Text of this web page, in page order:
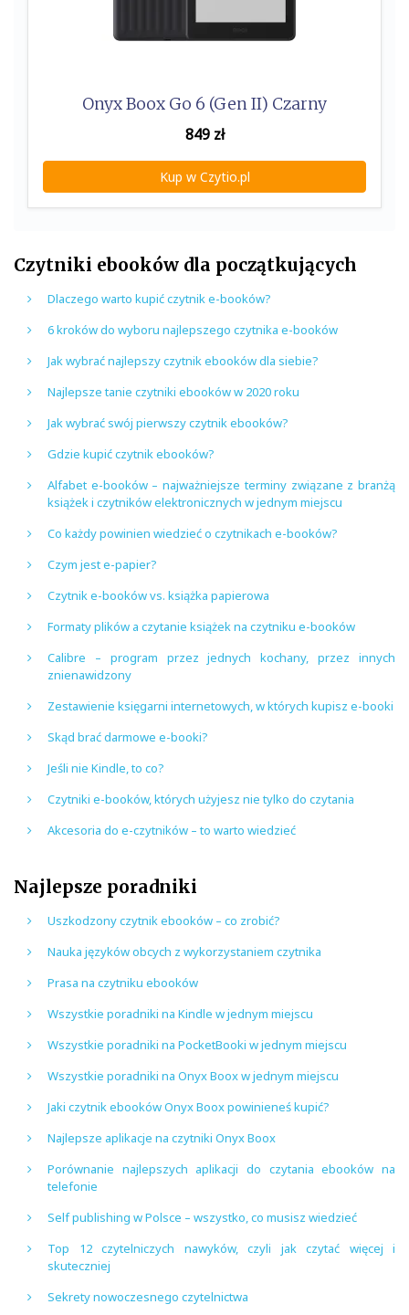
Onyx Boox Go 6 (Gen II) Czarny
849zł
Kup w Czytio.pl
Czytniki ebooków dla początkujących
Dlaczego warto kupić czytnik e-booków?
6 kroków do wyboru najlepszego czytnika e-booków
Jak wybrać najlepszy czytnik ebooków dla siebie?
Najlepsze tanie czytniki ebooków w 2020 roku
Jak wybrać swój pierwszy czytnik ebooków?
Gdzie kupić czytnik ebooków?
Alfabet e-booków – najważniejsze terminy związane z branżą
książek i czytników elektronicznych w jednym miejscu
Co każdy powinien wiedzieć o czytnikach e-booków?
Czym jest e-papier?
Czytnik e-booków vs. książka papierowa
Formaty plików a czytanie książek na czytniku e-booków
Calibre – program przez jednych kochany, przez innych
znienawidzony
Zestawienie księgarni internetowych, w których kupisz e-booki
Skąd brać darmowe e-booki?
Jeśli nie Kindle, to co?
Czytniki e-booków, których użyjesz nie tylko do czytania
Akcesoria do e-czytników – to warto wiedzieć
Najlepsze poradniki
Uszkodzony czytnik ebooków – co zrobić?
Nauka języków obcych z wykorzystaniem czytnika
Prasa na czytniku ebooków
Wszystkie poradniki na Kindle w jednym miejscu
Wszystkie poradniki na PocketBooki w jednym miejscu
Wszystkie poradniki na Onyx Boox w jednym miejscu
Jaki czytnik ebooków Onyx Boox powinieneś kupić?
Najlepsze aplikacje na czytniki Onyx Boox
Porównanie najlepszych aplikacji do czytania ebooków na
telefonie
Self publishing w Polsce – wszystko, co musisz wiedzieć
Top 12 czytelniczych nawyków, czyli jak czytać więcej i
skuteczniej
Sekrety nowoczesnego czytelnictwa